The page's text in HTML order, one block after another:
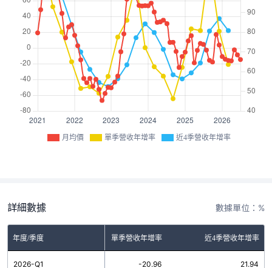
月均價 單季營收年增率 近4季營收年增率
詳細數據 數據單位：%
年度/季度 單季營收年增率 近4季營收年增率
2026-Q1 -20.96 21.94